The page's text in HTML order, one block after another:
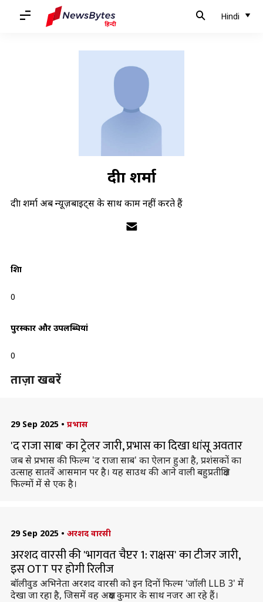
Hindi
दीक्षा शर्मा
दीक्षा शर्मा अब न्यूज़बाइट्स के साथ काम नहीं करते हैं
शिक्षा
0
पुरस्कार और उपलब्धियां
0
ताज़ा खबरें
29 Sep 2025 • प्रभास
'द राजा साब' का ट्रेलर जारी, प्रभास का दिखा धांसू अवतार
जब से प्रभास की फिल्म 'द राजा साब' का ऐलान हुआ है, प्रशंसकों का
उत्साह सातवें आसमान पर है। यह साउथ की आने वाली बहुप्रतीक्षित
फिल्मों में से एक है।
29 Sep 2025 • अरशद वारसी
अरशद वारसी की 'भागवत चैप्टर 1: राक्षस' का टीजर जारी,
इस OTT पर होगी रिलीज
बॉलीवुड अभिनेता अरशद वारसी को इन दिनों फिल्म 'जॉली LLB 3' में
देखा जा रहा है, जिसमें वह अक्षय कुमार के साथ नजर आ रहे हैं।